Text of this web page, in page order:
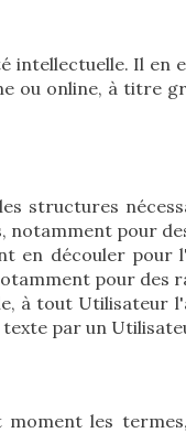
intellectuelle. Il en
ou online, à titre
structures
notamment pour
en découler
pour des
à tout Utilisateur
par un
les